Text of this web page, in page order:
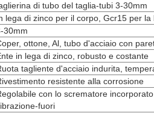
di tubo del taglia-tubi 3-30mm
lega di zinco per il corpo, Gcr15 per la
30mm
ottone, Al, tubo d'acciaio con
in lega di zinco, robusto e costante
tagliente d'acciaio indurita,
resistente alla corrosione
con lo scrematore
fuori